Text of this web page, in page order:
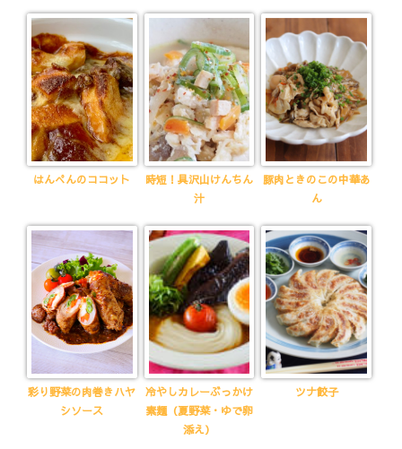
はんぺんのココット
時短！具沢山けんちん
汁
豚肉ときのこの中華あ
ん
彩り野菜の肉巻きハヤ
シソース
冷やしカレーぶっかけ
素麺（夏野菜・ゆで卵
添え）
ツナ餃子